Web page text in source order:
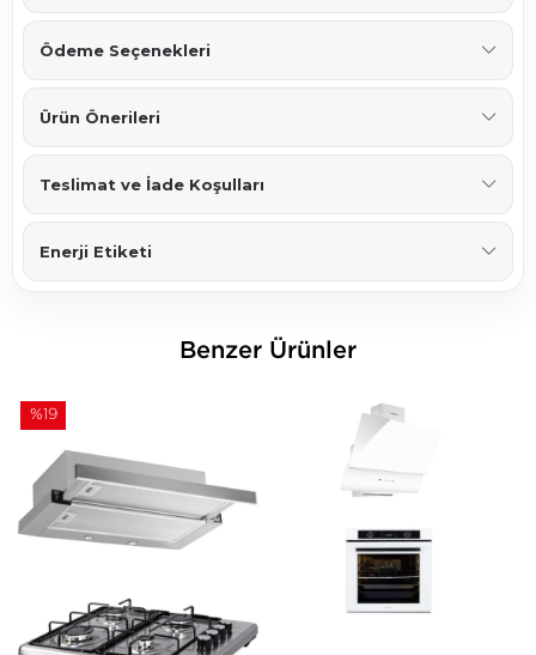
Ödeme Seçenekleri
Ürün Önerileri
Teslimat ve İade Koşulları
Enerji Etiketi
Benzer Ürünler
%19